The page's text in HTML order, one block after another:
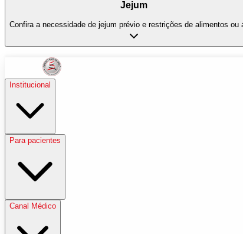
Jejum
Confira a necessidade de jejum prévio e restrições de alimentos ou
Institucional
Para pacientes
Canal Médico